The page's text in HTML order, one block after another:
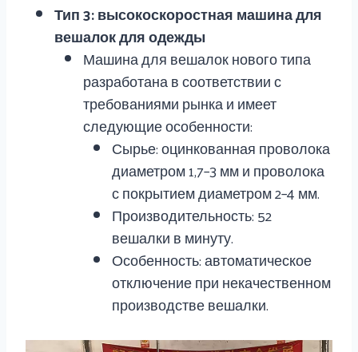
Тип 3: высокоскоростная машина для
вешалок для одежды
Машина для вешалок нового типа
разработана в соответствии с
требованиями рынка и имеет
следующие особенности:
Сырье: оцинкованная проволока
диаметром 1,7–3 мм и проволока
с покрытием диаметром 2–4 мм.
Производительность: 52
вешалки в минуту.
Особенность: автоматическое
отключение при некачественном
производстве вешалки.